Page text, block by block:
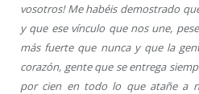
vosotros! Me habéis demostrado
y que ese vínculo que nos une,
más fuerte que nunca y que la
corazón, gente que se entrega
por cien en todo lo que atañe a